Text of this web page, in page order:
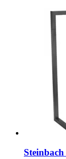
Steinbach